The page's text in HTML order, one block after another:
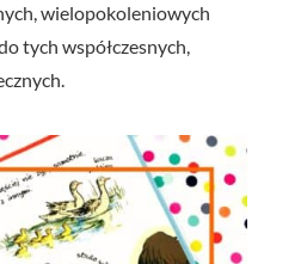
wielopokoleniowych
tych współczesnych,
.